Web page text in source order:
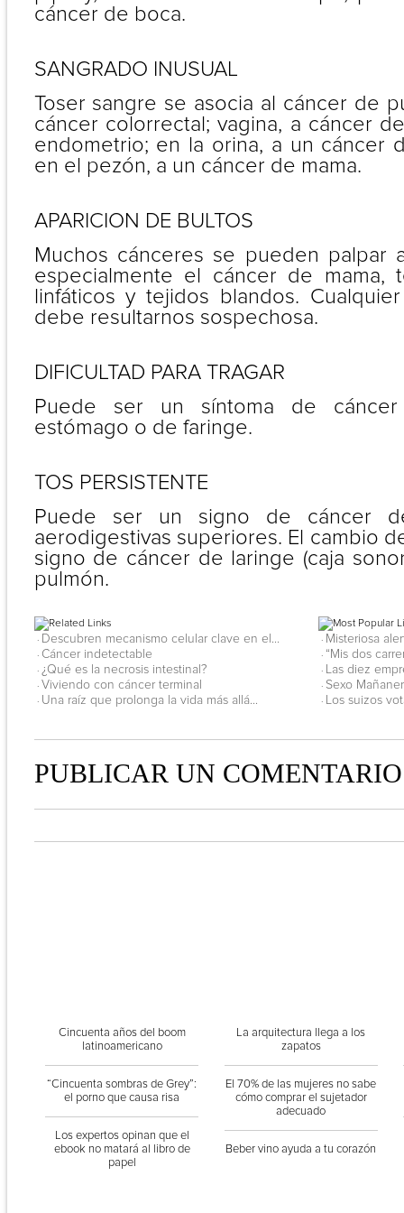
cáncer de boca.
SANGRADO INUSUAL
Toser sangre se asocia al cáncer de
cáncer colorrectal; vagina, a cáncer
endometrio; en la orina, a un cáncer
en el pezón, a un cáncer de mama.
APARICION DE BULTOS
Muchos cánceres se pueden palpar
especialmente el cáncer de mama,
linfáticos y tejidos blandos.
debe resultarnos sospechosa.
DIFICULTAD PARA TRAGAR
Puede ser un síntoma de
estómago o de faringe.
TOS PERSISTENTE
Puede ser un signo de cáncer
aerodigestivas superiores. El cambio
signo de cáncer de laringe (caja
pulmón.
· Descubren mecanismo celular clave en el...
· Cáncer indetectable
· ¿Qué es la necrosis intestinal?
· Viviendo con cáncer terminal
· Una raíz que prolonga la vida más allá...
· Misteriosa
· “Mis dos
· Las diez
· Sexo
· Los suizos
PUBLICAR UN COMENTARIO
Cincuenta años del boom
latinoamericano
“Cincuenta sombras de Grey”:
el porno que causa risa
Los expertos opinan que el
ebook no matará al libro de
papel
La arquitectura llega a los
zapatos
El 70% de las mujeres no sabe
cómo comprar el sujetador
adecuado
Beber vino ayuda a tu corazón